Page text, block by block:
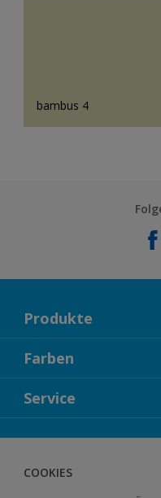
bambus 4
Produkte
FASSADENFARBEN
INNENFARBEN
LACKE
BODENSYSTEM
Farben
KOLLEKTIONEN
FARBTRENDS
FARBBERATUNG
Service
HERBOL NACHRICHTEN
COOKIES